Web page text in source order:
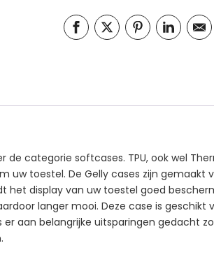
de categorie softcases. TPU, ook wel
uw toestel. De Gelly cases zijn gemaakt
display van uw toestel goed
langer mooi. Deze case is geschikt
aan belangrijke uitsparingen gedacht